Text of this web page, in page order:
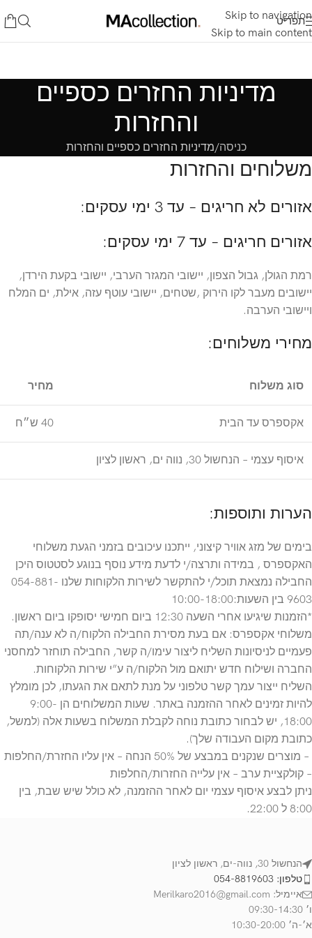
Skip to navigation
Skip to main content
תפריט
מדיניות החזרים כספיים
והחזרות
כניסה מדיניות החזרים כספיים והחזרות
משלוחים והחזרות
אזורים לא חריגים – עד 3 ימי עסקים:
אזורים חריגים – עד 7 ימי עסקים:
רמת הגולן, גבול הצפון, יישובי המגזר הערבי, יישובי בקעת הירדן,
יישובים מעבר לקו הירוק ,שטחים, יישובי עוטף עזה, אילת, ים המלח
ויישובי הערבה.
מחירי משלוחים:
סוג משלוח מחיר
אקספרס עד הבית 40 ש״ח
איסוף עצמי – הנחשול 30, נווה ים, ראשון לציון
הערות ותוספות:
בימים של מזג אוויר קיצוני, ייתכנו עיכובים בזמני הגעת משלוחי
האקספרס , במידה ותרצה/י לדעת מידע נוסף בנוגע לסטטוס היכן
החבילה נמצאת תוכל/י להתקשר לשירות הלקוחות שלנו 054-881-
9603 בין השעות:10:00-18:00
*הזמנות שיגיעו אחרי השעה 12:30 ביום חמישי יסופקו ביום ראשון.
משלוחי אקספרס: אם בעת מסירת החבילה הלקוח/ה לא ענה/תה
פעמיים לניסיונות השליח ליצור עימו/ה קשר, החבילה תוחזר למחסני
החברה ושילוח חדש יתואם מול הלקוח/ה ע”י שירות הלקוחות.
השליח ייצור עמך קשר טלפוני על מנת לתאם את הגעתו, לכן מומלץ
להיות זמינים לאחר ההזמנה באתר. שעות המשלוחים הן 9:00-
18:00, יש לבחור כתובת נוחה לקבלת המשלוח בשעות אלה (למשל,
כתובת מקום העבודה שלך).
– מוצרים שנקנים במבצע של 50% הנחה – אין עליו החזרת/החלפות
– קולקציית ערב – אין עלייה החזרות/החלפות
ניתן לבצע איסוף עצמי יום לאחר ההזמנה, לא כולל שיש שבת, בין
8:00 ל 22:00.
הנחשול 30, נווה-ים, ראשון לציון
טלפון: 054-8819603
איימיל: Merilkaro2016@gmail.com
ו׳ 09:30-14:30
א׳-ה׳ 10:30-20:00